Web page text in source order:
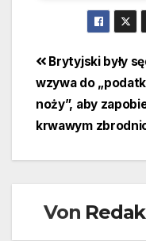
Brytyjski były
wzywa do
noży”, aby
krwawym
Von